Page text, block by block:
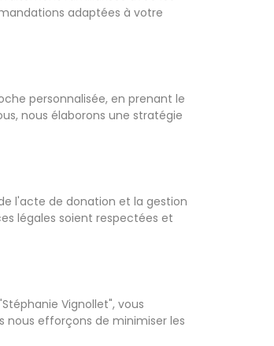
adaptées à votre
personnalisée, en prenant le
nous élaborons une stratégie
l'acte de donation et la gestion
légales soient respectées et
Vignollet", vous
nous efforçons de minimiser les